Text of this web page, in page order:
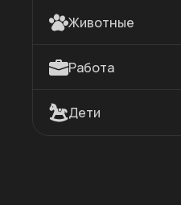
Животные
Работа
Дети